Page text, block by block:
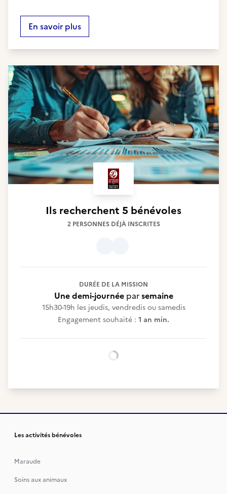
En savoir plus
Ils recherchent 5 bénévoles
2 PERSONNES DÉJÀ INSCRITES
DURÉE DE LA MISSION
Une demi-journéeparsemaine
15h30-19h les jeudis, vendredis ou samedis
Engagement souhaité : 1 an min.
Chargement...
Les activités bénévoles
Maraude
Soins aux animaux